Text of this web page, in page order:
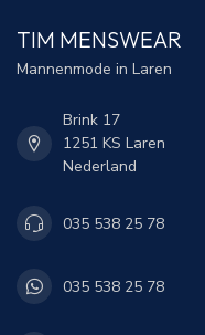
TIM MENSWEAR
Mannenmode in Laren
Brink 17
1251 KS Laren
Nederland
035 538 25 78
035 538 25 78